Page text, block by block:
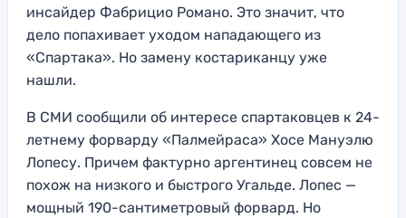
инсайдер Фабрицио Романо. Это значит, что
дело попахивает уходом нападающего из
«Спартака». Но замену костариканцу уже
нашли.
В СМИ сообщили об интересе спартаковцев к 24-
летнему форварду «Палмейраса» Хосе Мануэлю
Лопесу. Причем фактурно аргентинец совсем не
похож на низкого и быстрого Угальде. Лопес —
мощный 190-сантиметровый форвард. Но